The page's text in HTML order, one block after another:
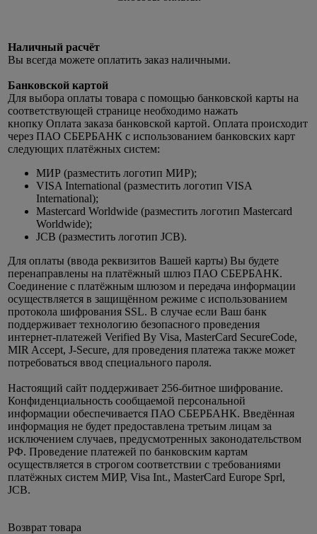
Наличный расчёт
Вы всегда можете оплатить заказ наличными.
Банковской картой
Для выбора оплаты товара с помощью банковской карты на
соответствующей странице необходимо нажать
кнопку Оплата заказа банковской картой. Оплата происходит
через ПАО СБЕРБАНК с использованием банковских карт
следующих платёжных систем:
МИР (разместить логотип МИР);
VISA International (разместить логотип VISA
International);
Mastercard Worldwide (разместить логотип Mastercard
Worldwide);
JCB (разместить логотип JCB).
Для оплаты (ввода реквизитов Вашей карты) Вы будете
перенаправлены на платёжный шлюз ПАО СБЕРБАНК.
Соединение с платёжным шлюзом и передача информации
осуществляется в защищённом режиме с использованием
протокола шифрования SSL. В случае если Ваш банк
поддерживает технологию безопасного проведения
интернет-платежей Verified By Visa, MasterCard SecureCode,
MIR Accept, J-Secure, для проведения платежа также может
потребоваться ввод специального пароля.
Настоящий сайт поддерживает 256-битное шифрование.
Конфиденциальность сообщаемой персональной
информации обеспечивается ПАО СБЕРБАНК. Введённая
информация не будет предоставлена третьим лицам за
исключением случаев, предусмотренных законодательством
РФ. Проведение платежей по банковским картам
осуществляется в строгом соответствии с требованиями
платёжных систем МИР, Visa Int., MasterCard Europe Sprl,
JCB.
Возврат товара